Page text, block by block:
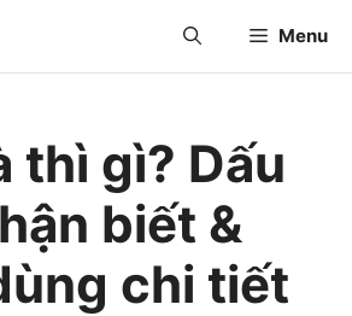
Menu
thì gì? Dấu
biết &
chi tiết